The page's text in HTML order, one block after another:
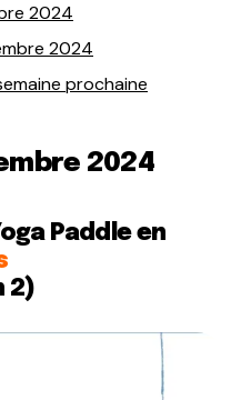
2024
2024
prochaine
2024
Paddle en
2)